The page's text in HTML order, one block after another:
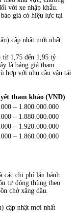
với xe nhập khẩu.
giá có hiệu lực tại
cập nhật mới nhất
từ 1,75 đến 1,95 tỷ
là bảng giá tham
hợp với nhu cầu vận tải
tham khảo (VNĐ)
– 1.800.000.000
– 1.880.000.000
– 1.920.000.000
– 1.860.000.000
các chi phí lăn bánh
tự đóng thùng theo
chở xăng dầu.
cập nhật mới nhất